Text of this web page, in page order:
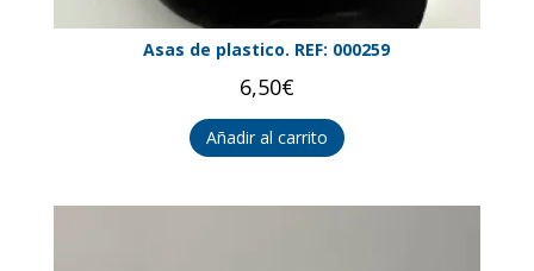
Asas de plastico. REF: 000259
6,50€
Añadir al carrito